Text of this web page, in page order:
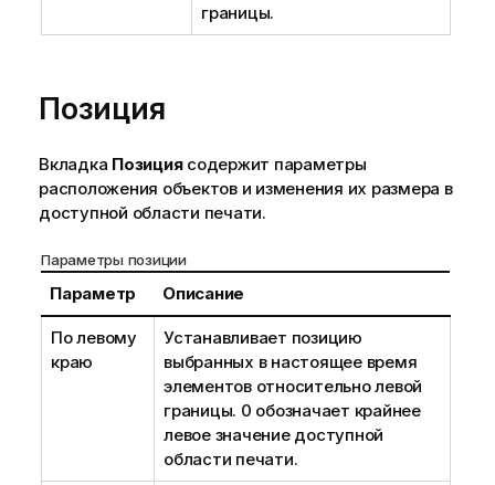
границы.
Позиция
Вкладка Позициясодержит параметры
расположения объектов и изменения их размера в
доступной области печати.
Параметры позиции
Параметр Описание
По левому
краю
Устанавливает позицию
выбранных в настоящее время
элементов относительно левой
границы. 0 обозначает крайнее
левое значение доступной
области печати.